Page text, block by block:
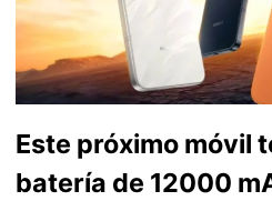
Este próximo móvil
batería de 12000